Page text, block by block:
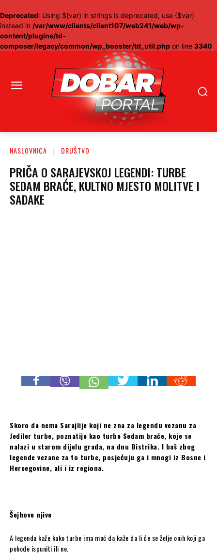
Deprecated: Using ${var} in strings is deprecated, use {$var}
instead in /var/www/clients/client107/web241/web/wp-
content/plugins/td-
composer/legacy/common/wp_booster/td_util.php on line 3340
NASLOVNICA DRUŠTVO
PRIČA O SARAJEVSKOJ LEGENDI: TURBE
SEDAM BRAĆE, KULTNO MJESTO MOLITVE I
SADAKE
Skoro da nema Sarajlije koji ne zna za legendu vezanu za
Jediler turbe, poznatije kao turbe Sedam braće, koje se
nalazi u starom dijelu grada, na dnu Bistrika. I baš zbog
legende vezane za to turbe, posjećuju ga i mnogi iz Bosne i
Hercegovine, ali i iz regiona.
Šejhove njive
A legenda kaže kako turbe ima moć da kaže da li će se želje onih koji ga
pohode ispuniti ili ne.